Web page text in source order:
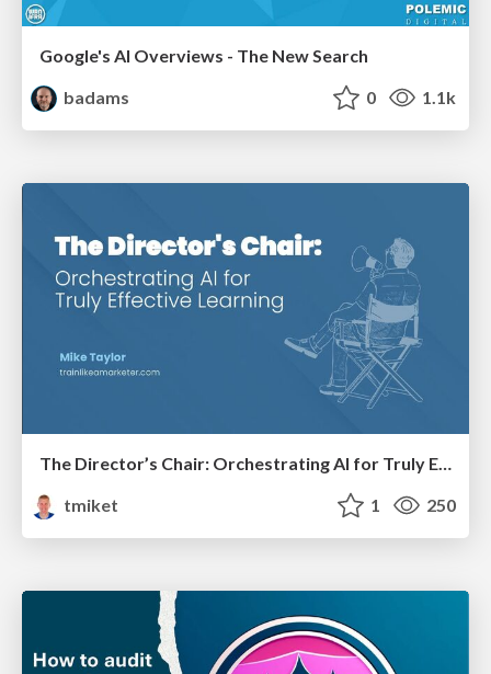
Google's AI Overviews - The New Search
badams
0 1.1k
The Director’s Chair: Orchestrating AI for Truly Effective Learning
tmiket
1 250